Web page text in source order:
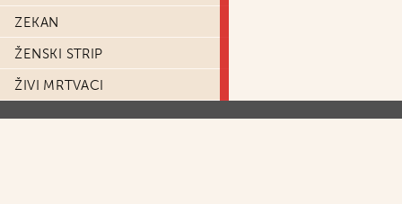
ZEKAN
ŽENSKI STRIP
ŽIVI MRTVACI